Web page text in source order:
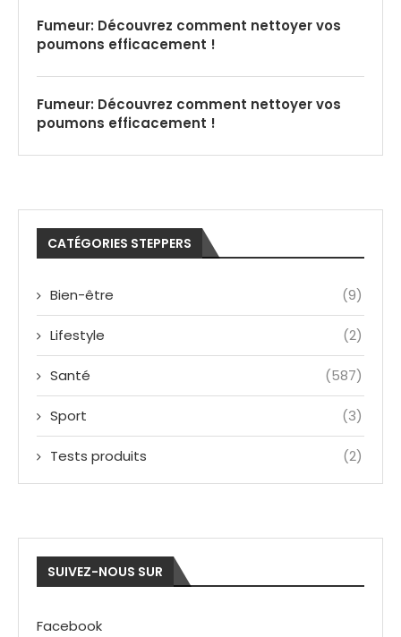
Fumeur: Découvrez comment nettoyer vos
poumons efficacement !
Fumeur: Découvrez comment nettoyer vos
poumons efficacement !
CATÉGORIES STEPPERS
Bien-être (9)
Lifestyle (2)
Santé (587)
Sport (3)
Tests produits (2)
SUIVEZ-NOUS SUR
Facebook